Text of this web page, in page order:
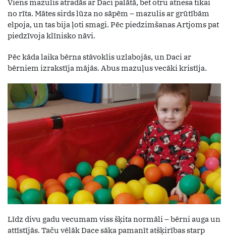
Viens mazulis atradās ar Daci palātā, bet otru atnesa tikai
no rīta. Mātes sirds lūza no sāpēm – mazulis ar grūtībām
elpoja, un tas bija ļoti smagi. Pēc piedzimšanas Artjoms pat
piedzīvoja klīnisko nāvi.
Pēc kāda laika bērna stāvoklis uzlabojās, un Daci ar
bērniem izrakstīja mājās. Abus mazuļus vecāki kristīja.
Līdz divu gadu vecumam viss šķita normāli – bērni auga un
attīstījās. Taču vēlāk Dace sāka pamanīt atšķirības starp